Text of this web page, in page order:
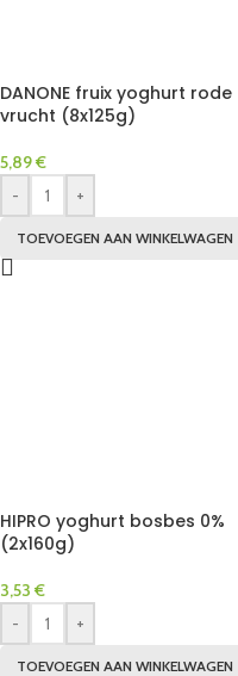
DANONE fruix yoghurt rode
vrucht (8x125g)
5,89€
-
+
TOEVOEGEN AAN WINKELWAGEN
HIPRO yoghurt bosbes 0%
(2x160g)
3,53 €
-
+
TOEVOEGEN AAN WINKELWAGEN